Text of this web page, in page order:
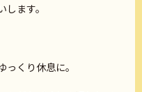
ます。
くり休息に。